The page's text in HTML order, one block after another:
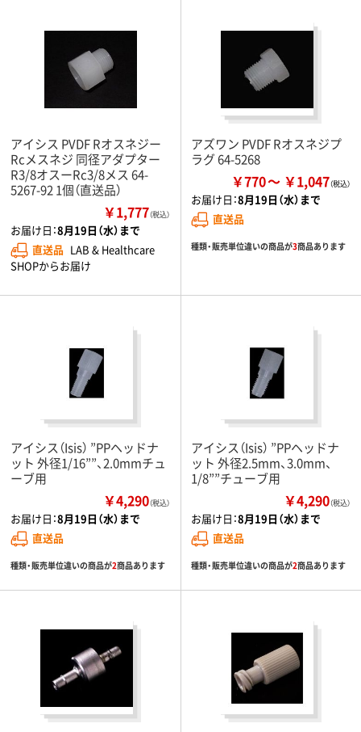
アイシス PVDF Rオスネジー
Rcメスネジ 同径アダプター
R3/8オスーRc3/8メス 64-
5267-92 1個（直送品）
￥1,777（税込）
お届け日：8月19日（水）まで
直送品 LAB & Healthcare
SHOPからお届け
アズワン PVDF Rオスネジプ
ラグ 64-5268
￥770 ￥1,047
お届け日：8月19日（水）まで
直送品
種類・販売単位違いの商品が3商品あります
アイシス（Isis） ”PPヘッドナ
ット 外径1/16””、2.0mmチュ
ーブ用
￥4,290（税込）
お届け日：8月19日（水）まで
直送品
種類・販売単位違いの商品が2商品あります
アイシス（Isis） ”PPヘッドナ
ット 外径2.5mm、3.0mm、
1/8””チューブ用
￥4,290（税込）
お届け日：8月19日（水）まで
直送品
種類・販売単位違いの商品が2商品あります